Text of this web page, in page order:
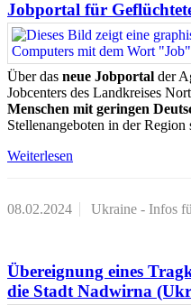
Jobportal für
Über das neue Jobportal der
Jobcenters des Landkreises
Menschen mit geringen
Stellenangeboten in der Region
Weiterlesen
08.02.2024 Ukraine - Infos
Übereignung eines
die Stadt Nadwirna